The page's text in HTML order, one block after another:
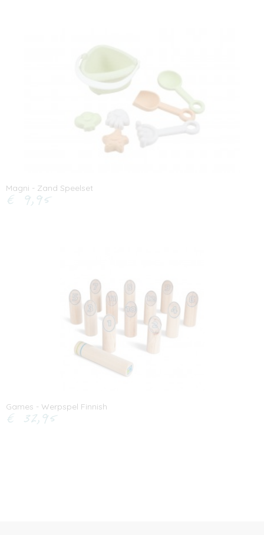
Magni - Zand Speelset
€ 9,95
Games - Werpspel Finnish
€ 32,95